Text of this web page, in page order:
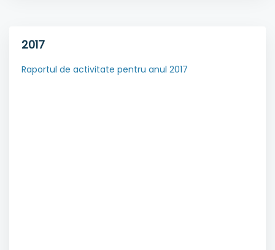
2017
Raportul de activitate pentru anul 2017